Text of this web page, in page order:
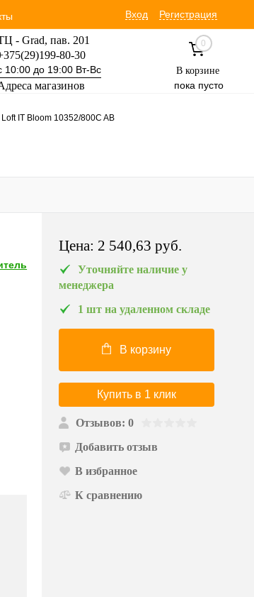
Вход Регистрация
- Grad, пав. 201
80-30
10:00 до 19:00 Вт-Вс
магазинов
30-60
0
В корзине
пока пусто
IT Bloom 10352/800C AB
Цена: 2 540,63 pуб.
Уточняйте наличие у
менеджера
1 шт на удаленном складе
В корзину
Купить в 1 клик
Отзывов: 0
Добавить отзыв
В избранное
К сравнению